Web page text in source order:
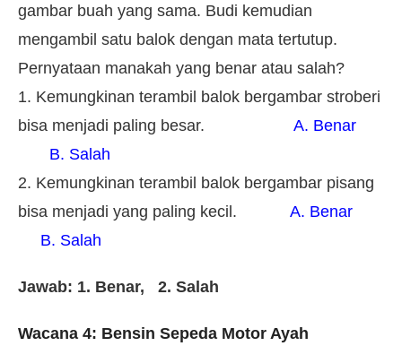
gambar buah yang sama. Budi kemudian
mengambil satu balok dengan mata tertutup.
Pernyataan manakah yang benar atau salah?
1. Kemungkinan terambil balok bergambar stroberi
bisa menjadi paling besar. A. Benar
B. Salah
2. Kemungkinan terambil balok bergambar pisang
bisa menjadi yang paling kecil. A. Benar
B. Salah
Jawab: 1. Benar, 2. Salah
Wacana 4: Bensin Sepeda Motor Ayah